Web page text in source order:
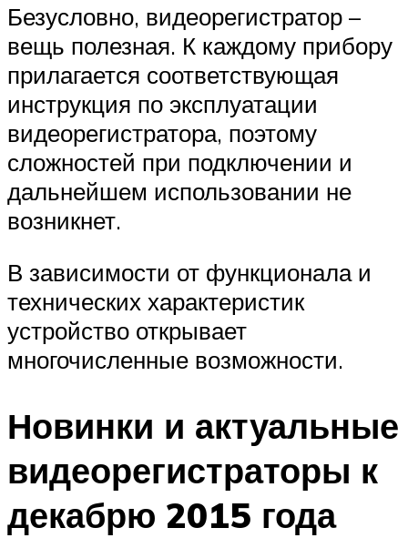
Безусловно, видеорегистратор –
вещь полезная. К каждому прибору
прилагается соответствующая
инструкция по эксплуатации
видеорегистратора, поэтому
сложностей при подключении и
дальнейшем использовании не
возникнет.
В зависимости от функционала и
технических характеристик
устройство открывает
многочисленные возможности.
Новинки и актуальные
видеорегистраторы к
декабрю 2015 года